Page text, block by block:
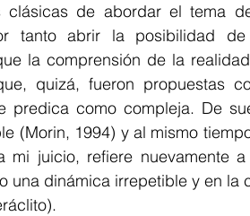
clásicas de abordar el tema
tanto abrir la posibilidad
la comprensión de la
quizá, fueron propuestas
predica como compleja. De
(Morin, 1994) y al mismo
juicio, refiere nuevamente
una dinámica irrepetible y en la